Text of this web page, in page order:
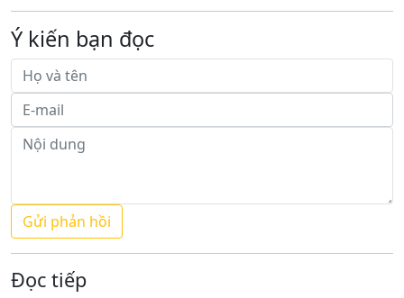
Ý kiến bạn đọc
Đọc tiếp